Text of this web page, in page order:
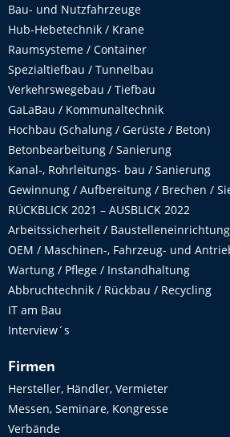
Bau- und Nutzfahrzeuge
Hub-Hebetechnik / Krane
Raumsysteme / Container
Spezialtiefbau / Tunnelbau
Verkehrswegebau / Tiefbau
GaLaBau / Kommunaltechnik
Hochbau (Schalung / Gerüste / Beton)
Betonbearbeitung / Sanierung
Kanal-, Rohrleitungs- bau / Sanierung
Gewinnung / Aufbereitung / Brechen /
RÜCKBLICK 2021 – AUSBLICK 2022
Arbeitssicherheit / Baustelleneinrichtung
OEM / Maschinen-, Fahrzeug- und
Wartung / Pflege / Instandhaltung
Abbruchtechnik / Rückbau / Recycling
IT am Bau
Interview´s
Firmen
Hersteller, Händler, Vermieter
Messen, Seminare, Kongresse
Verbände